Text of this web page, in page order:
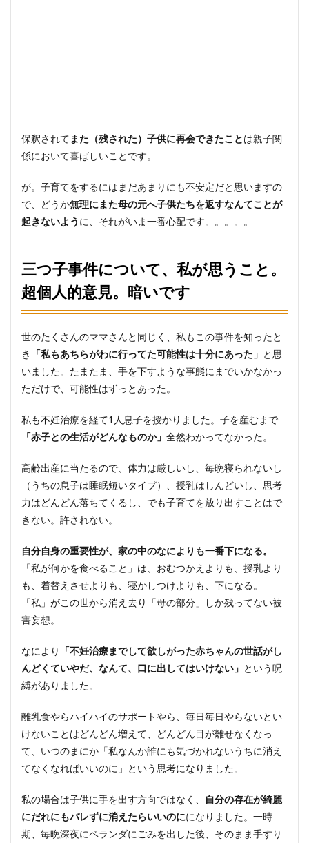
保釈されて また（残された）子供に再会できたことは親子関
係において喜ばしいことです。
が。子育てをするにはまだあまりにも不安定だと思いますの
で、どうか無理にまた母の元へ子供たちを返すなんてことが
起きないよう に、それがいま一番心配です。。。。。
三つ子事件について、私が思うこと。
超個人的意見。暗いです
世のたくさんのママさんと同じく、私もこの事件を知ったと
き
「私もあちらがわに行ってた可能性は十分にあった」 と思
いました。たまたま、手を下すような事態にまでいかなかっ
ただけで、可能性はずっとあった。
私も不妊治療を経て1人息子を授かりました。子を産むまで
「赤子との生活がどんなものか」 全然わかってなかった。
高齢出産に当たるので、体力は厳しいし、毎晩寝られないし
（うちの息子は睡眠短いタイプ）、授乳はしんどいし、思考
力はどんどん落ちてくるし、でも子育てを放り出すことはで
きない。許されない。
自分自身の重要性が、家の中のなによりも一番下になる。
「私が何かを食べること」は、おむつかえよりも、授乳より
も、着替えさせよりも、寝かしつけよりも、下になる。
「私」がこの世から消え去り「母の部分」しか残ってない被
害妄想。
なにより
「不妊治療までして欲しがった赤ちゃんの世話がし
んどくていやだ、なんて、口に出してはいけない」 という呪
縛がありました。
離乳食やらハイハイのサポートやら、毎日毎日やらないとい
けないことはどんどん増えて、どんどん目が離せなくなっ
て、いつのまにか「私なんか誰にも気づかれないうちに消え
てなくなればいいのに」という思考になりました。
私の場合は子供に手を出す方向ではなく、
自分の存在が綺麗
にだれにもバレずに消えたらいいのにになりました。一時
期、毎晩深夜にベランダにごみを出した後、そのまま手すり